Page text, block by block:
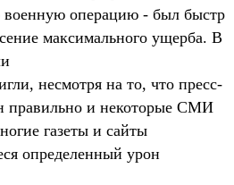
военную операцию - был быстр
максимального ущерба. В
несмотря на то, что пресс-
правильно и некоторые СМИ
газеты и сайты
определенный урон